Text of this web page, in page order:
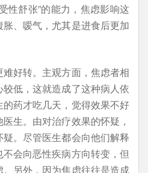
性舒张”的能力，焦虑影响这
、嗳气，尤其是进食后更加
好转。主观方面，焦虑者相
低，这就造成了这种病人依
药才吃几天，觉得效果不好
生。由对治疗效果的怀疑，
。尽管医生都会向他们解释
会向恶性疾病方向转变，但
另外，因为焦虑往往是造成